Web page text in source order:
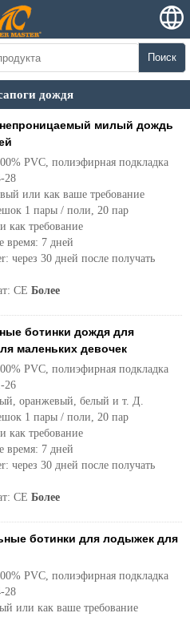
Поиск
дождя
милый дождь
PVC, полиэфирная подкладка
28
или как ваше требование
1 пары / поли, 20 пар
как требование
время: 7 дней
через 30 дней после получать
CE Более
ботинки дождя для
маленьких девочек
PVC, полиэфирная подкладка
26
оранжевый, белый и т. Д.
1 пары / поли, 20 пар
как требование
время: 7 дней
через 30 дней после получать
CE Более
ботинки для лодыжек для
PVC, полиэфирная подкладка
28
или как ваше требование